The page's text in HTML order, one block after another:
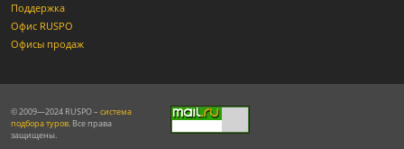
Поддержка
Офис RUSPO
Офисы продаж
© 2009—2024 RUSPO – система
подбора туров. Все права
защищены.